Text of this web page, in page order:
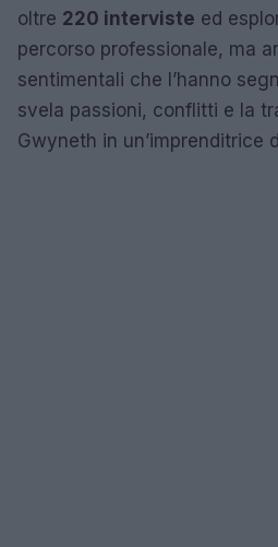
oltre 220 interviste ed
percorso professionale, ma
sentimentali che l’hanno
svela passioni, conflitti e la
Gwyneth in un’imprenditrice